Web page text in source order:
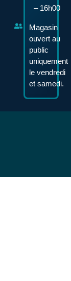
– 16h00
Magasin
ouvert au
public
uniquement
le vendredi
et samedi.